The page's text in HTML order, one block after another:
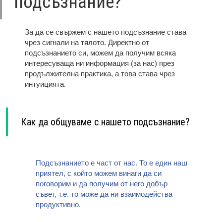
За да се свържем с нашето подсъзнание става
чрез сигнали на тялото. Директно от
подсъзнанието си, можем да получим всяка
интересуваща ни информация (за нас) през
продължителна практика, а това става чрез
интуицията.
Как да общуваме с нашето подсъзнание?
Подсъзнанието е част от нас. То е един наш
приятел, с който можем винаги да си
поговорим и да получим от него добър
съвет, т.е. то може да ни взаимодейства
продуктивно.